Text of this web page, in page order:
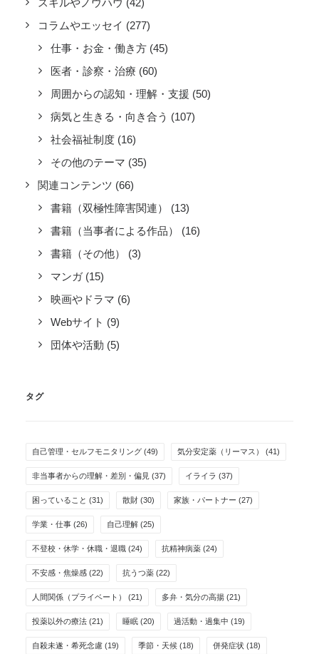
スキルやノウハウ (42)
コラムやエッセイ (277)
仕事・お金・働き方 (45)
医者・診察・治療 (60)
周囲からの認知・理解・支援 (50)
病気と生きる・向き合う (107)
社会福祉制度 (16)
その他のテーマ (35)
関連コンテンツ (66)
書籍（双極性障害関連）
(13)
書籍（当事者による作品）
(16)
書籍（その他）
(3)
マンガ (15)
映画やドラマ (6)
Webサイト (9)
団体や活動 (5)
タグ
自己管理・セルフモニタリング (49) 気分安定薬（リーマス） (41)
非当事者からの理解・差別・偏見 (37) イライラ (37)
困っていること (31) 散財 (30) 家族・パートナー (27)
学業・仕事 (26) 自己理解 (25)
不登校・休学・休職・退職 (24) 抗精神病薬 (24)
不安感・焦燥感 (22) 抗うつ薬 (22)
人間関係（プライベート） (21) 多弁・気分の高揚 (21)
投薬以外の療法 (21) 睡眠 (20) 過活動・過集中 (19)
自殺未遂・希死念慮 (19) 季節・天候 (18) 併発症状 (18)